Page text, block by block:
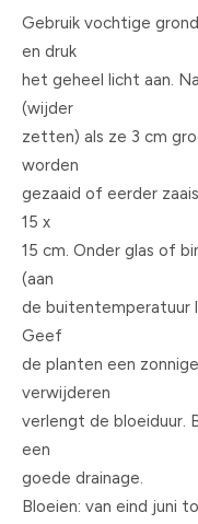
Gebruik vochtige
en druk
het geheel licht aan.
(wijder
zetten) als ze 3 cm
worden
gezaaid of eerder
15 x
15 cm. Onder glas of
(aan
de buitentemperatuur
Geef
de planten een
verwijderen
verlengt de bloeiduur.
een
goede drainage.
Bloeien: van eind juni